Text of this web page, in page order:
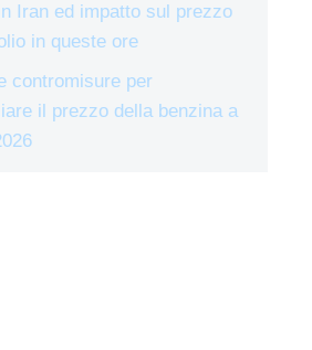
Iran ed impatto sul prezzo
in queste ore
contromisure per
il prezzo della benzina a